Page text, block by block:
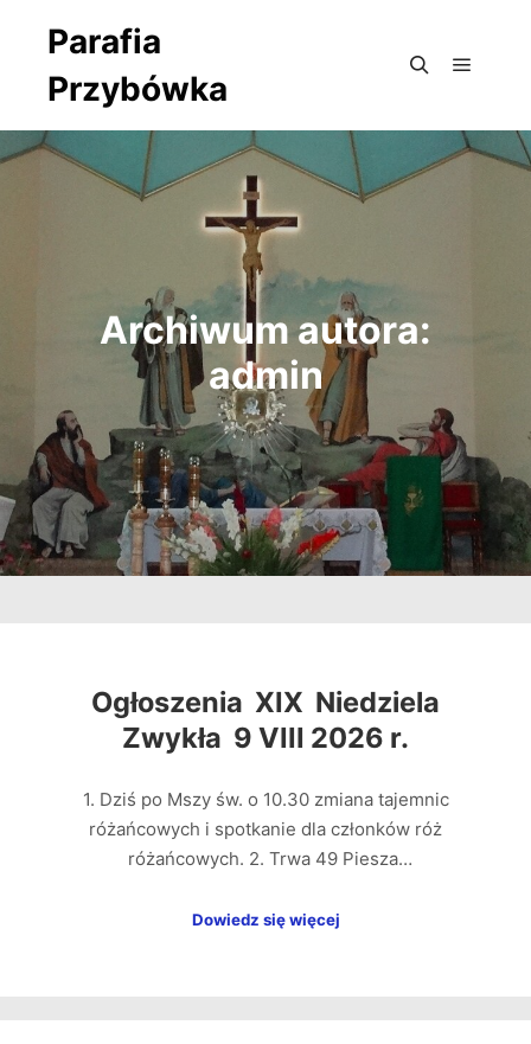
Parafia
Przybówka
Archiwum autora:
admin
Ogłoszenia XIX Niedziela
Zwykła 9 VIII 2026 r.
1. Dziś po Mszy św. o 10.30 zmiana tajemnic
różańcowych i spotkanie dla członków róż
różańcowych. 2. Trwa 49 Piesza…
Dowiedz się więcej